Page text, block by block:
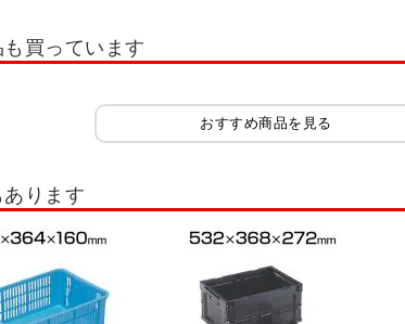
テナ・オリコン コンテナ・コンテナボックス コンテナラック
ステンレス台車
買っています
おすすめ商品を見る
ります